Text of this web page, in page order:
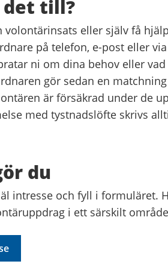
det till?
volontärinsats eller själv få
på telefon, e-post eller
ni om dina behov eller
gör sedan en
är försäkrad under de
med tystnadslöfte skrivs
du
intresse och fyll i formuläret.
i ett särskilt